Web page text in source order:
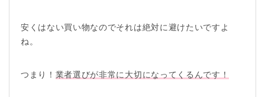
安くはない買い物なのでそれは絶対に避けたいですよ
ね。
つまり！ 業者選びが非常に大切になってくるんです！